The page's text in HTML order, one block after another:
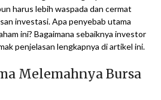
harus lebih waspada dan cermat
investasi. Apa penyebab utama
ini? Bagaimana sebaiknya investor
penjelasan lengkapnya di artikel ini.
Melemahnya Bursa